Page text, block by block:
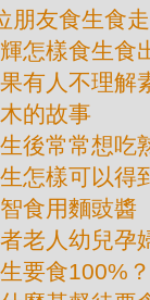
朋友食生食
怎樣食生食
有人不理解
的故事
後常常想吃
怎樣可以得
食用麵豉醬
老人幼兒孕
要食100%？